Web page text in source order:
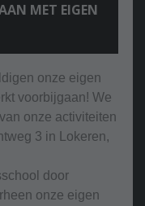
MET EIGEN
onze eigen
voorbijgaan! We
onze activiteiten
3 in Lokeren,
door
onze eigen